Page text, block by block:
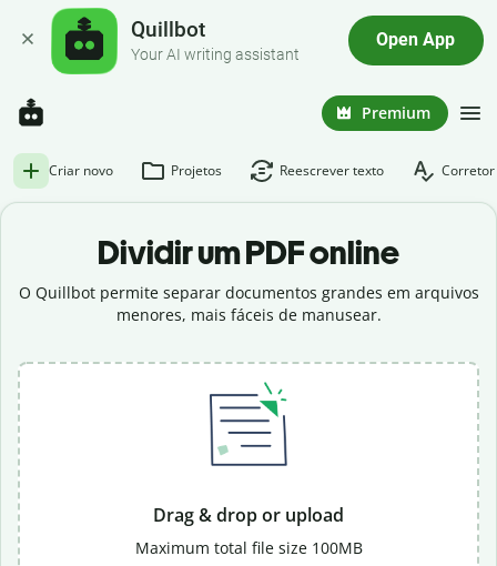
Quillbot
Your AI writing assistant
Open App
Premium
Criar novo Projetos Reescrever texto
Dividir um PDF online
O Quillbot permite separar documentos grandes em arquivos
menores, mais fáceis de manusear.
Drag & drop or upload
Maximum total file size 100MB